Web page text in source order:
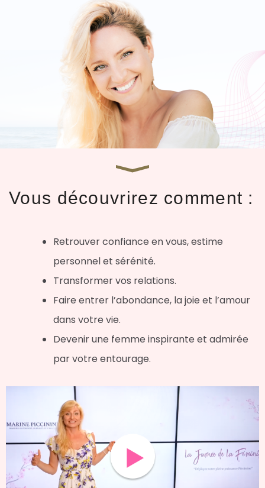
Vous découvrirez comment :
Retrouver confiance en vous, estime
personnel et sérénité.
Transformer vos relations.
Faire entrer l’abondance, la joie et l’amour
dans votre vie.
Devenir une femme inspirante et admirée
par votre entourage.